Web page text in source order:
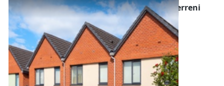
Asta Villette a schiera con autorimessa e terreni
pertinenziali
Sona (Verona)
Offerta minima
549.000 € 732.000 €
Codice asta:ddc9ef15
Asta chiusa